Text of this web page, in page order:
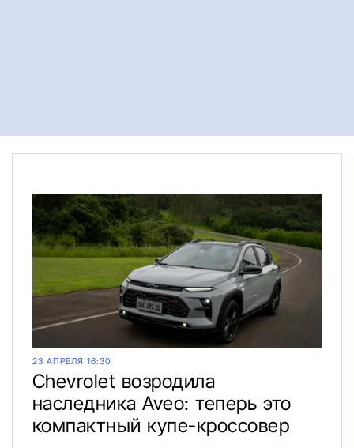
23 АПРЕЛЯ 16:30
Chevrolet возродила
наследника Aveo: теперь это
компактный купе-кроссовер